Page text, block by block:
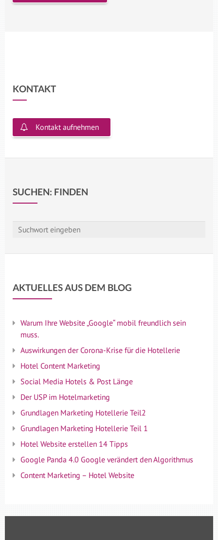
KONTAKT
Kontakt aufnehmen
SUCHEN: FINDEN
AKTUELLES AUS DEM BLOG
Warum Ihre Website „Google“ mobil freundlich sein
muss.
Auswirkungen der Corona-Krise für die Hotellerie
Hotel Content Marketing
Social Media Hotels & Post Länge
Der USP im Hotelmarketing
Grundlagen Marketing Hotellerie Teil2
Grundlagen Marketing Hotellerie Teil 1
Hotel Website erstellen 14 Tipps
Google Panda 4.0 Google verändert den Algorithmus
Content Marketing – Hotel Website